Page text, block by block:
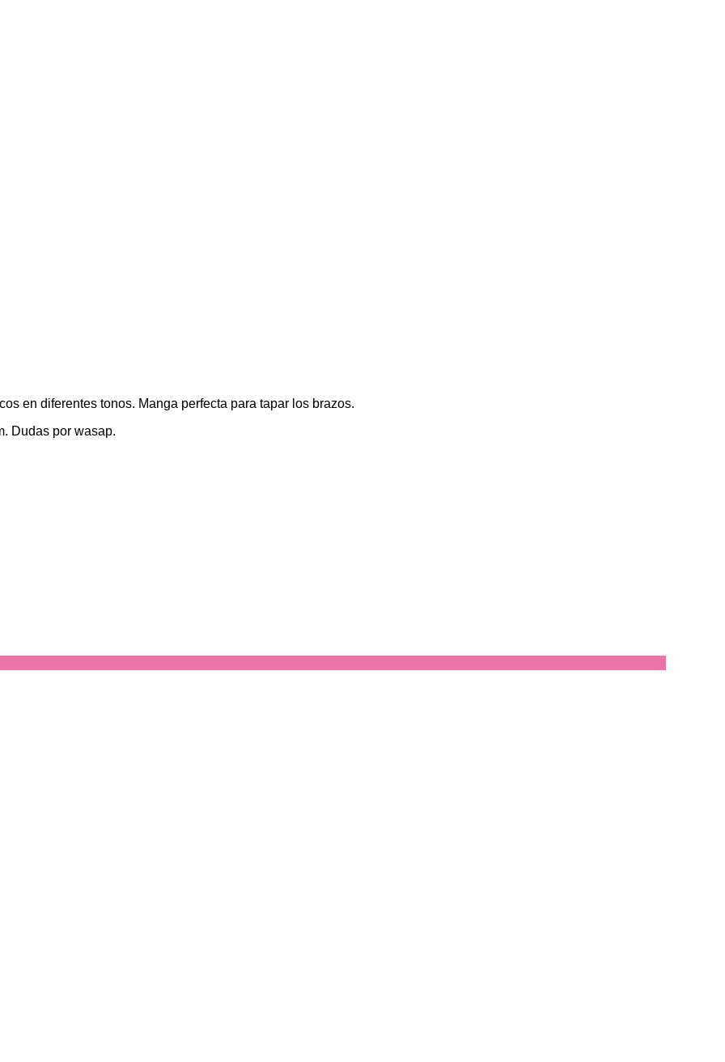
en diferentes tonos. Manga perfecta para tapar los brazos.
Dudas por wasap.